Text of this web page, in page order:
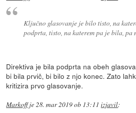
Ključno glasovanje je bilo tisto, na
podprta, tisto, na katerem pa je bila, pa
Direktiva je bila podprta na obeh
bi bila prvič, bi bilo z njo konec. Zato
kritizira prvo glasovanje.
Markoffje28. mar 2019 ob 13:11 izjavil: